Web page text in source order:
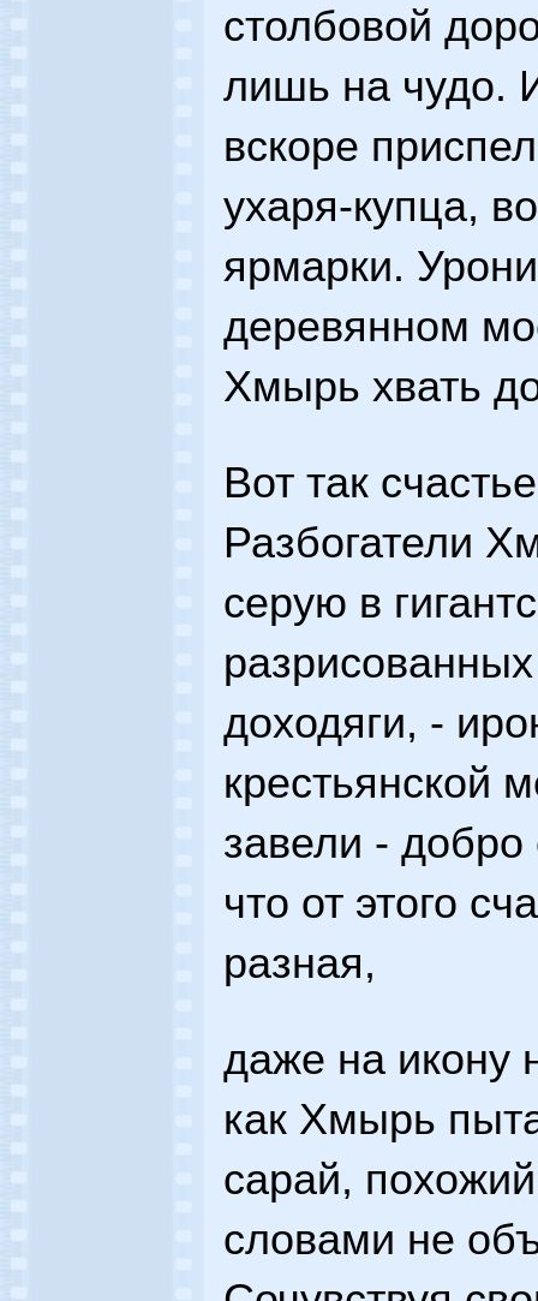
столбовой
лишь на чудо.
вскоре
ухаря-купца,
ярмарки.
деревянном
Хмырь хвать
Вот так
Разбогатели
серую в
доходяги, -
крестьянской
завели -
что от этого
разная,
даже на икону
как Хмырь
сарай,
словами не